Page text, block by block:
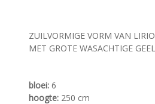
ZUILVORMIGE VORM VAN
MET GROTE WASACHTIGE
bloei: 6
hoogte: 250 cm